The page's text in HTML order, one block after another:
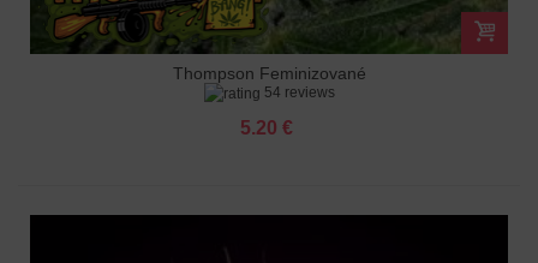
Thompson Feminizované
54 reviews
5.20 €